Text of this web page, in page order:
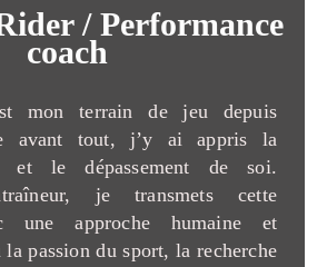
/ Performance
coach
mon terrain de jeu depuis
avant tout, j’y ai appris la
et le dépassement de soi.
je transmets cette
une approche humaine et
la passion du sport, la recherche